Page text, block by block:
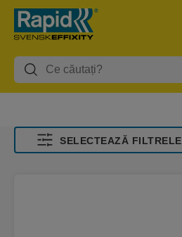
SELECTEAZĂ FILTRELE